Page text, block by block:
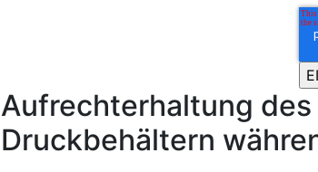
Aufrechterhaltung
Druckbehältern